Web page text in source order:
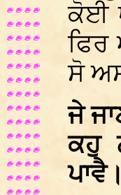
ਕੋਈ
ਫਿਰ
ਸੋ
ਜੇ
ਕਹੁ